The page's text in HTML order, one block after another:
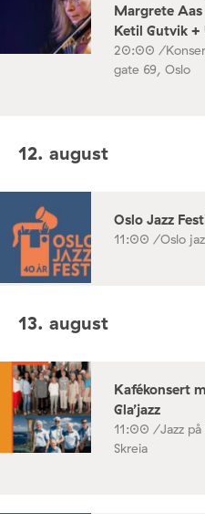
Margrete
Ketil Gutvik +
20:00 /
gate 69, Oslo
12. august
Oslo Jazz
11:00 /Oslo
13. august
Kafékonsert
Gla’jazz
11:00 /Jazz
Skreia